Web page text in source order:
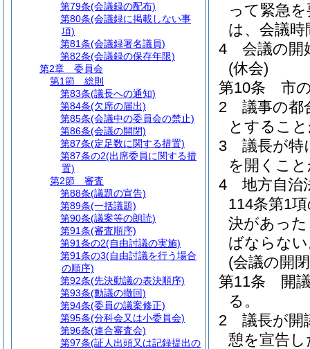
って緊急
は、会議
4
会議の開
(休会)
第10条
市
2
議事の都
とするこ
3
議長が特
を開くこ
4
地方自治
114条第1
決があっ
ばならな
(会議の開
第11条
開
る。
2
議長が開
憩を宣告
第79条(会議録の配布)
第80条(会議録に掲載しない事
項)
第81条(会議録署名議員)
第82条(会議録の保存年限)
第2章
委員会
第1節
総則
第83条(議長への通知)
第84条(欠席の届出)
第85条(会議中の委員会の禁止)
第86条(会議の開閉)
第87条(定足数に関する措置)
第87条の2(出席委員に関する措
置)
第2節
審査
第88条(議題の宣告)
第89条(一括議題)
第90条(議案等の朗読)
第91条(審査順序)
第91条の2(自由討議の実施)
第91条の3(自由討議を行う場合
の順序)
第92条(先決動議の表決順序)
第93条(動議の撤回)
第94条(委員の議案修正)
第95条(分科会又は小委員会)
第96条(連合審査会)
第97条(証人出頭又は記録提出の